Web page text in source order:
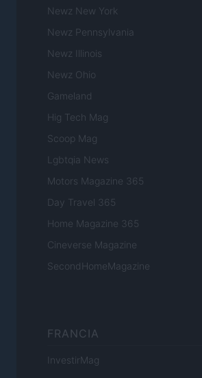
Newz New York
Newz Pennsylvania
Newz Illinois
Newz Ohio
Gameland
Hig Tech Mag
Scoop Mag
Lgbtqia News
Motors Magazine 365
Day Travel 365
Home Magazine 365
Cineverse Magazine
SecondHomeMagazine
FRANCIA
InvestirMag